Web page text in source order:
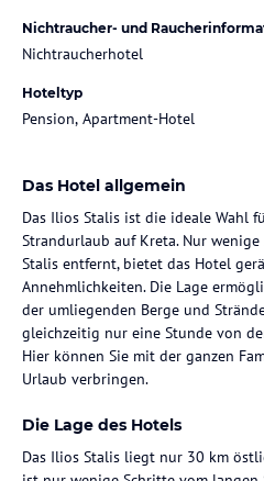
Nichtraucher- und
Nichtraucherhotel
Hoteltyp
Pension, Apartment-Hotel
Das Hotel allgemein
Das Ilios Stalis ist die ideale Wahl
Strandurlaub auf Kreta. Nur
Stalis entfernt, bietet das Hotel
Annehmlichkeiten. Die Lage
der umliegenden Berge und
gleichzeitig nur eine Stunde von
Hier können Sie mit der ganzen
Urlaub verbringen.
Die Lage des Hotels
Das Ilios Stalis liegt nur 30 km